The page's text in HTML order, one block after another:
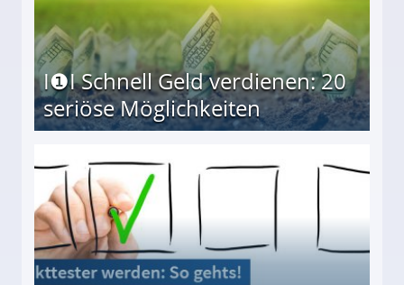
I❶I Schnell Geld verdienen: 20
seriöse Möglichkeiten